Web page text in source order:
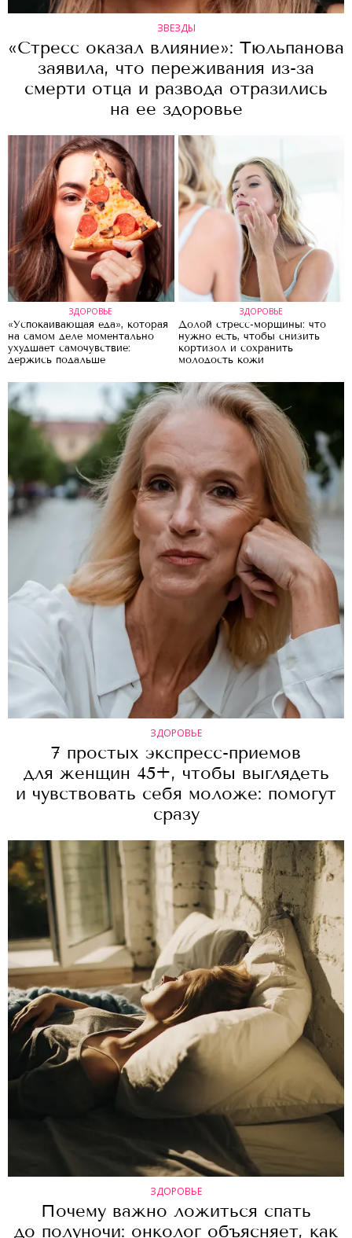
ЗВЕЗДЫ
«Стресс оказал влияние»: Тюльпанова
заявила, что переживания из-за
смерти отца и развода отразились
на ее здоровье
ЗДОРОВЬЕ
«Успокаивающая еда», которая
на самом деле моментально
ухудшает самочувствие:
держись подальше
ЗДОРОВЬЕ
Долой стресс-морщины: что
нужно есть, чтобы снизить
кортизол и сохранить
молодость кожи
ЗДОРОВЬЕ
7 простых экспресс-приемов
для женщин 45+, чтобы выглядеть
и чувствовать себя моложе: помогут
сразу
ЗДОРОВЬЕ
Почему важно ложиться спать
до полуночи: онколог объясняет, как